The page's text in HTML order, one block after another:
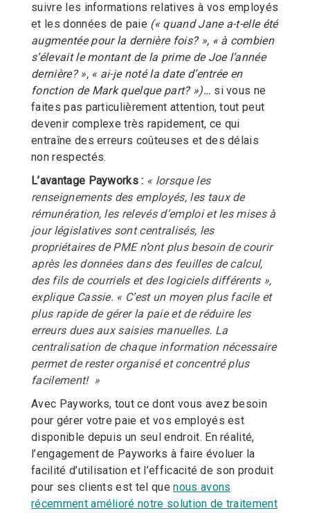
suivre les informations relatives à vos employés
et les données de paie (« quand Jane a-t-elle été
augmentée pour la dernière fois? », « à combien
s’élevait le montant de la prime de Joe l’année
dernière? », « ai-je noté la date d’entrée en
fonction de Mark quelque part? »)… si vous ne
faites pas particulièrement attention, tout peut
devenir complexe très rapidement, ce qui
entraîne des erreurs coûteuses et des délais
non respectés.
L’avantage Payworks : « lorsque les
renseignements des employés, les taux de
rémunération, les relevés d’emploi et les mises à
jour législatives sont centralisés, les
propriétaires de PME n’ont plus besoin de courir
après les données dans des feuilles de calcul,
des fils de courriels et des logiciels différents »,
explique Cassie. « C’est un moyen plus facile et
plus rapide de gérer la paie et de réduire les
erreurs dues aux saisies manuelles. La
centralisation de chaque information nécessaire
permet de rester organisé et concentré plus
facilement! »
Avec Payworks, tout ce dont vous avez besoin
pour gérer votre paie et vos employés est
disponible depuis un seul endroit. En réalité,
l’engagement de Payworks à faire évoluer la
facilité d’utilisation et l’efficacité de son produit
pour ses clients est tel quenous avons
récemment amélioré notre solution de traitement